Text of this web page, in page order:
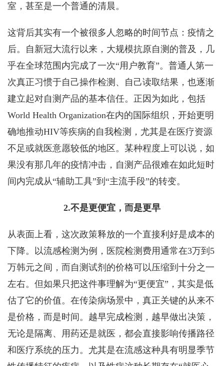
室，甚至是一个普通的清晨。
这背后其实有一个被很多人忽略的时间节点：疫情之
后。自新冠大流行以来，大规模抗原自测的普及，几
乎在全球范围内完成了一次“用户教育”。普通人第一
次真正习惯于自己操作检测、自己读取结果，也逐渐
建立起对自测产品的基本信任。正因为如此，包括
World Health Organization在内的国际组织，开始更明
确地推动HIV等疾病的自我检测，尤其是在医疗资源
不足或就医意愿较低的地区。某种程度上可以说，如
果没有那几年的疫情冲击，自测产品很难在如此短时
间内完成从“辅助工具”到“主流手段”的转变。
2.不是更便宜，而是更早
从表面上看，这次政策释放的一个直接利好是成本的
下降。以流感检测为例，医院检测费用通常在3万到5
万韩元之间，而自测试剂的价格可以压缩到十分之一
左右。但如果只把这件事理解为“更便宜”，其实是低
估了它的价值。在传染病场景中，真正关键的从来不
是价格，而是时间。越早完成检测，越早做出决策，
无论是隔离、用药还是就医，都会直接影响传播路径
和医疗系统的压力。尤其是在流感这种具有明显季节